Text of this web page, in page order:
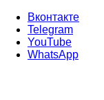
Вконтакте
Telegram
YouTube
WhatsApp